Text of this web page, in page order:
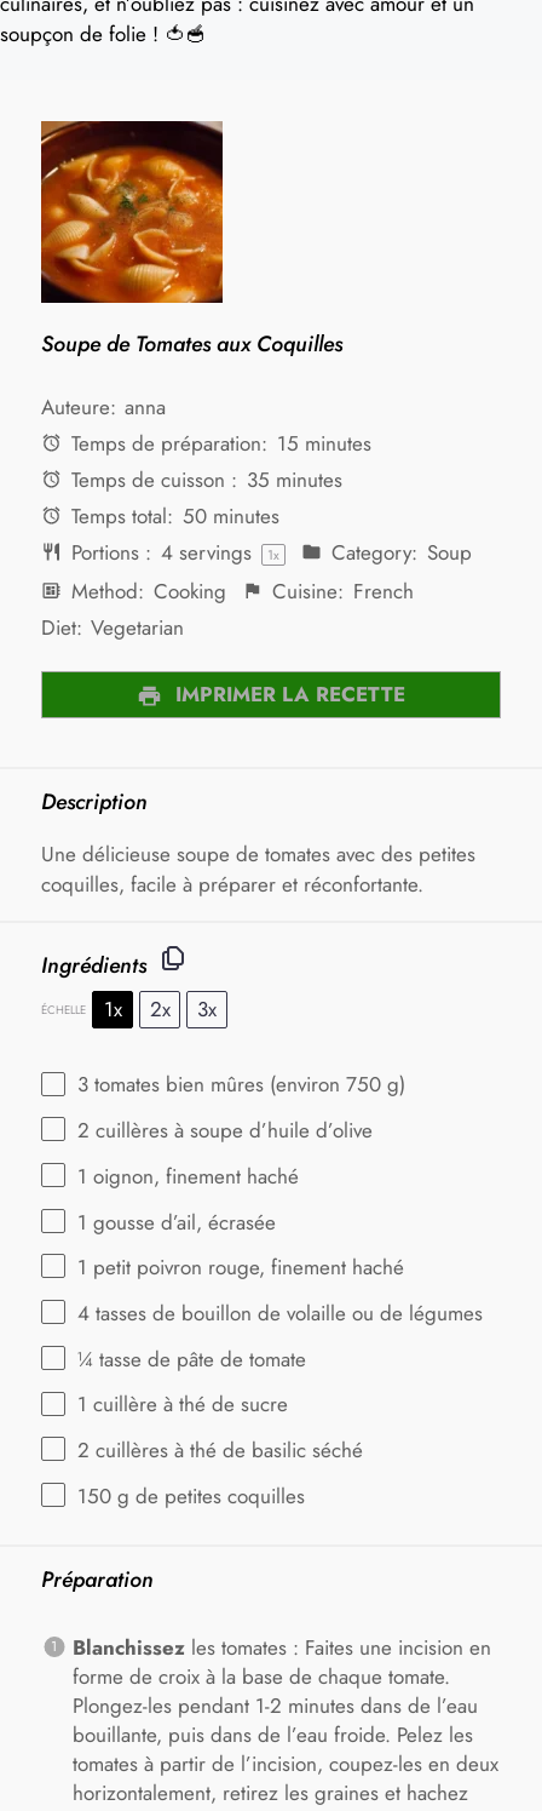
soupçon de folie ! 🍅🥣
Soupe de Tomates aux Coquilles
Auteure: anna
Temps de préparation: 15 minutes
Temps de cuisson : 35 minutes
Temps total: 50 minutes
Portions : 4servings 1x Category: Soup
Method: Cooking Cuisine: French
Diet: Vegetarian
IMPRIMER LA RECETTE
Description
Une délicieuse soupe de tomates avec des petites
coquilles, facile à préparer et réconfortante.
Ingrédients
ÉCHELLE 1x 2x 3x
3 tomates bien mûres (environ 750 g)
2 cuillères à soupe d’huile d’olive
1 oignon, finement haché
1 gousse d’ail, écrasée
1 petit poivron rouge, finement haché
4 tasses de bouillon de volaille ou de légumes
¼ tasse de pâte de tomate
1 cuillère à thé de sucre
2 cuillères à thé de basilic séché
150 g de petites coquilles
Préparation
Blanchissezles tomates : Faites une incision en
forme de croix à la base de chaque tomate.
Plongez-les pendant 1-2 minutes dans de l’eau
bouillante, puis dans de l’eau froide. Pelez les
tomates à partir de l’incision, coupez-les en deux
horizontalement, retirez les graines et hachez